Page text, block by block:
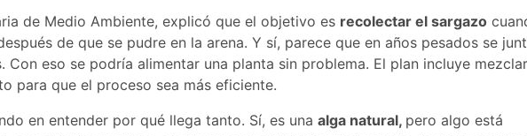
de Medio Ambiente, explicó que el objetivo es recolectar el sargazo
de que se pudre en la arena. Y sí, parece que en años pesados se
Con eso se podría alimentar una planta sin problema. El plan incluye
para que el proceso sea más eficiente.
en entender por qué llega tanto. Sí, es una alga natural, pero algo está